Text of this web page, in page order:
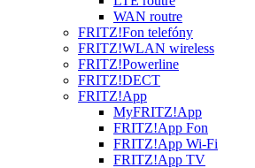
WAN routre
FRITZ!Fon telefóny
FRITZ!WLAN wireless
FRITZ!Powerline
FRITZ!DECT
FRITZ!App
MyFRITZ!App
FRITZ!App Fon
FRITZ!App Wi-Fi
FRITZ!App TV